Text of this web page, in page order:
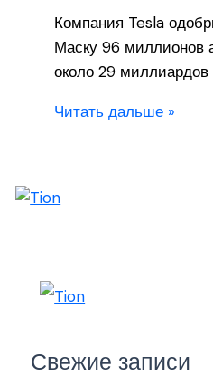
Компания Tesla
Маску 96 миллионов
около 29 миллиардов
Читать дальше »
Свежие записи